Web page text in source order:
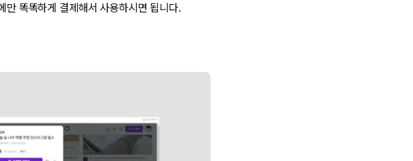
만 똑똑하게 결제해서 사용하시면 됩니다.